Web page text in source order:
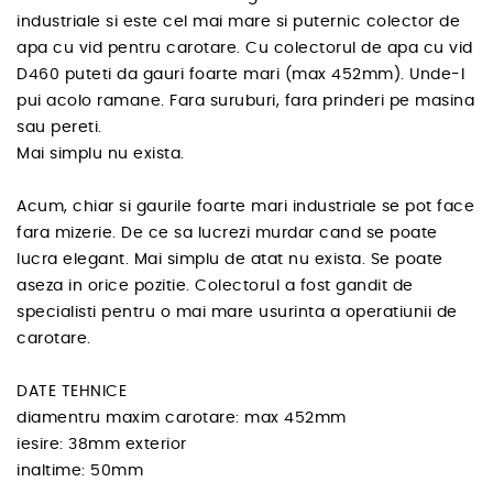
industriale si este cel mai mare si puternic colector de
apa cu vid pentru carotare. Cu colectorul de apa cu vid
D460 puteti da gauri foarte mari (max 452mm). Unde-l
pui acolo ramane. Fara suruburi, fara prinderi pe masina
sau pereti.
Mai simplu nu exista.
Acum, chiar si gaurile foarte mari industriale se pot face
fara mizerie. De ce sa lucrezi murdar cand se poate
lucra elegant. Mai simplu de atat nu exista. Se poate
aseza in orice pozitie. Colectorul a fost gandit de
specialisti pentru o mai mare usurinta a operatiunii de
carotare.
DATE TEHNICE
diamentru maxim carotare: max 452mm
iesire: 38mm exterior
inaltime: 50mm